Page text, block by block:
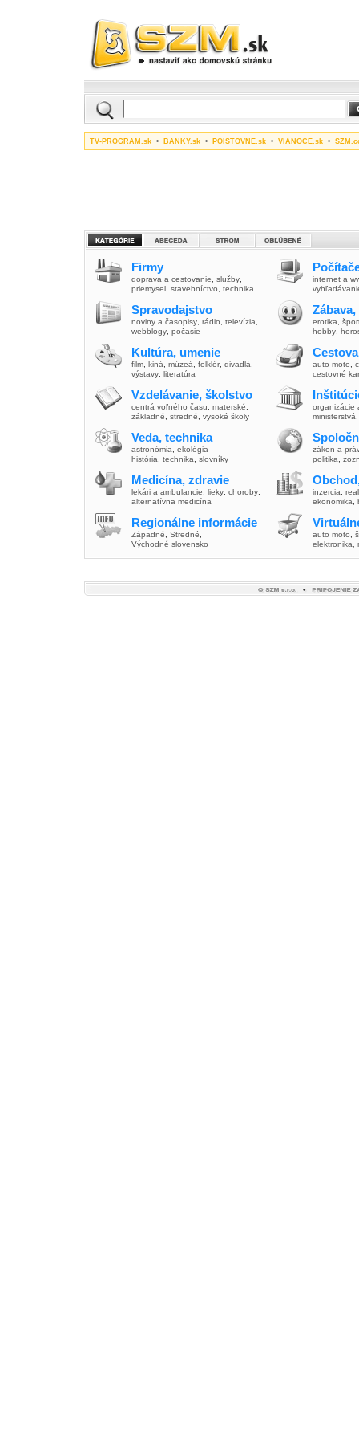
TV-PROGRAM.sk • BANKY.sk • POISTOVNE.sk • VIANOCE.sk •
Firmy
doprava a cestovanie služby
priemysel stavebníctvo technika
Spravodajstvo
noviny a časopisy rádio televízia
webblogy počasie
Kultúra, umenie
film kiná múzeá folklór, divadlá
výstavy literatúra
Vzdelávanie, školstvo
centrá voľného času materské
základné
stredné vysoké školy
Veda, technika
astronómia
ekológia
história
technika slovníky
Medicína, zdravie
lekári a ambulancie lieky choroby
alternatívna medicína
Regionálne informácie
Západné Stredné
Východné slovensko
internet a
erotika
hobby
auto-moto
cestovné
organizácie
ministerstvá
zákon a
politika
inzercia
ekonomika
auto moto
elektronika,